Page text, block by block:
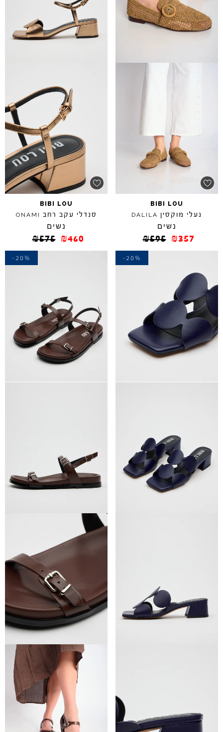
BIBI LOU
נעלי מוקסין DALILA
נשים
₪595 ₪357
BIBI LOU
סנדלי עקב רחב ONAMI
נשים
₪575 ₪460
-20%
-20%